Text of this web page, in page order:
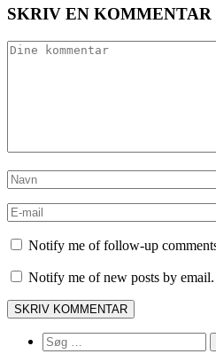
SKRIV EN KOMMENTAR
Notify me of follow-up
Notify me of new posts by email.
Søg